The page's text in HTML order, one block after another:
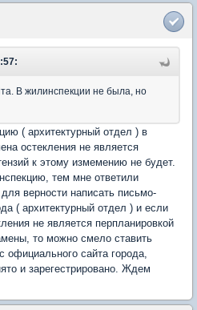
В жилинспекции не была, но
( архитектурный отдел ) в
остекления не является
к этому измемению не будет.
тем мне ответили
верности написать письмо-
( архитектурный отдел ) и если
не является перпланировкой
то можно смело ставить
официального сайта города,
и зарегестрировано. Ждем